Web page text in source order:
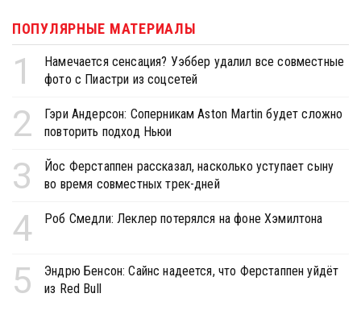
ПОПУЛЯРНЫЕ МАТЕРИАЛЫ
1
Намечается сенсация? Уэббер удалил все совместные
фото с Пиастри из соцсетей
2
Гэри Андерсон: Соперникам Aston Martin будет сложно
повторить подход Ньюи
3
Йос Ферстаппен рассказал, насколько уступает сыну
во время совместных трек-дней
4 Роб Смедли: Леклер потерялся на фоне Хэмилтона
5
Эндрю Бенсон: Сайнс надеется, что Ферстаппен уйдёт
из Red Bull